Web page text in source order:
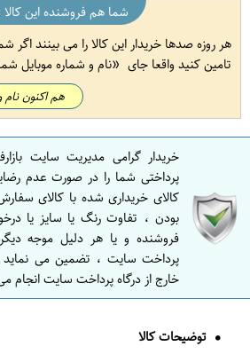
شما هم فروشنده این
هر روزه صدها خریدار این کالا را می بینند اگر
تامین کنید واقعا جای
نام و شماره موبایل
هم اکنون نام
خریدار گرامی مدیریت سایت
پرداختی شما را در صورت عدم
کالای خریداری شده با کالای
بودن ، تفاوت رنگ یا سایز یا
فروشنده و یا هر دلیل موجه
پرداخت سایت ، تضمین می
خارج از درگاه پرداخت سایت انجام
توضیحات کالا